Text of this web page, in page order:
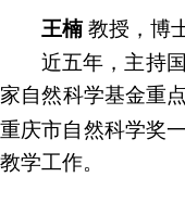
王楠 教授 ，博
近五年，主持
家自然科学基金重
重庆市自然科学奖
教学工作。